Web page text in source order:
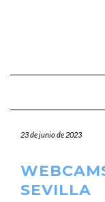
23 de junio de 2023
SEVILLA